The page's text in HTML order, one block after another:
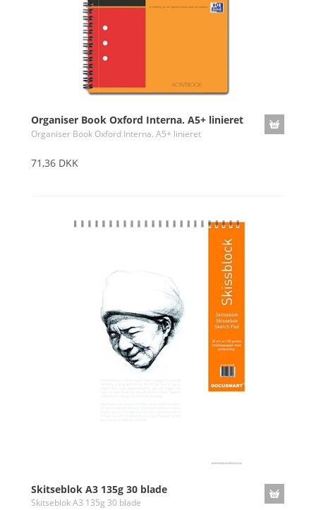
Organiser Book Oxford Interna. A5+ linieret
Organiser Book Oxford Interna. A5+ linieret
71,36 DKK
Skitseblok A3 135g 30 blade
Skitseblok A3 135g 30 blade